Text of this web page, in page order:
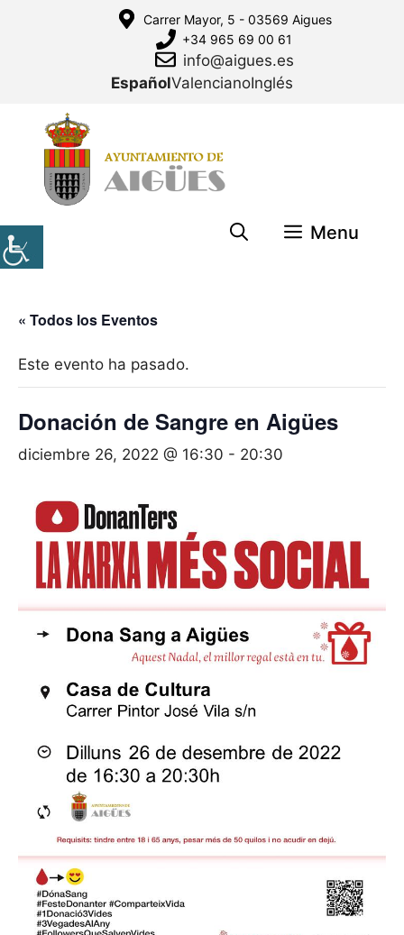
Carrer Mayor, 5 - 03569 Aigues
+34 965 69 00 61
info@aigues.es
EspañolValencianoInglés
Menu
« Todos los Eventos
Este evento ha pasado.
Donación de Sangre en Aigües
diciembre 26, 2022 @ 16:30 - 20:30